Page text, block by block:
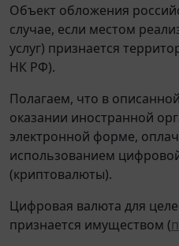
Объект обложения
случае, если местом
услуг) признается
НК РФ).
Полагаем, что в
оказании иностранной
электронной форме,
использованием
(криптовалюты).
Цифровая валюта для
признается имуществом (